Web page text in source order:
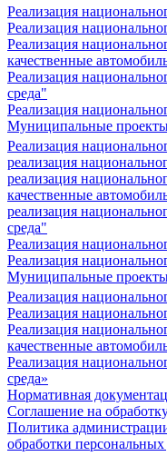
Реализация
Реализация
Реализация
качественные
Реализация
среда"
Реализация
Муниципальные
Реализация
реализация
реализация
качественные
реализация
среда"
Реализация
Реализация
Муниципальные
Реализация
Реализация
Реализация
качественные
Реализация
среда»
Нормативная
Соглашение на
Политика
обработки